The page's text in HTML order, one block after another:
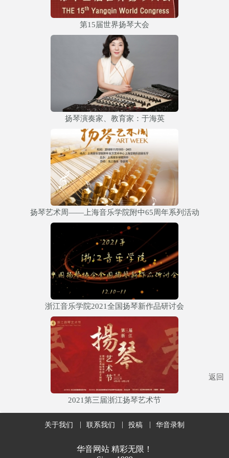
第15届世界扬琴大会
扬琴演奏家、教育家：于海英
扬琴艺术周——上海音乐学院附中65周年系列活动
浙江音乐学院2021全国扬琴新作品研讨会
2021第三届浙江扬琴艺术节
关于我们 联系我们 投稿 华音录制
华音网站 精彩无限！
返回